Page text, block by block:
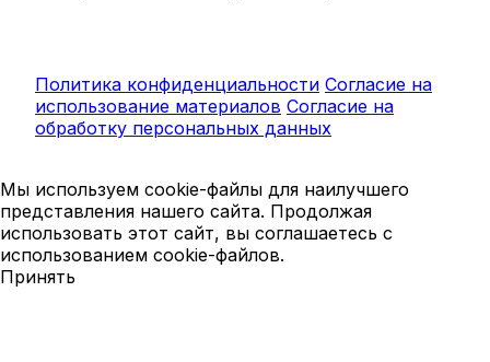
Политика конфиденциальности Согласие на
использование материалов Согласие на
обработку персональных данных
Мы используем cookie-файлы для наилучшего
представления нашего сайта. Продолжая
использовать этот сайт, вы соглашаетесь с
использованием cookie-файлов.
Принять